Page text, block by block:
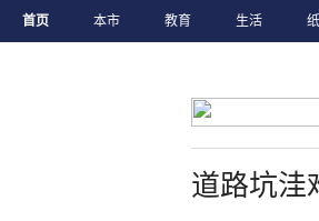
首页 本市 教育 生活
道路坑洼